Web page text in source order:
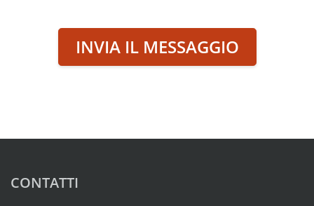
INVIA IL MESSAGGIO
CONTATTI